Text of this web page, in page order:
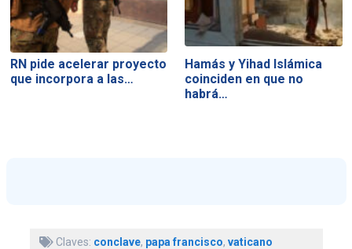
RN pide acelerar proyecto
que incorpora a las…
Hamás y Yihad Islámica
coinciden en que no
habrá…
Claves: conclave, papa francisco, vaticano